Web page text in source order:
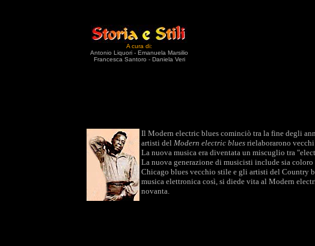
A cura di:
Antonio Liquori - Emanuela Marsilio
Francesca Santoro - Daniela Veri
Il Modern electric blues cominciò tra la fine degli
artisti del Modern electric blues rielaborarono
La nuova musica era diventata un miscuglio tra
La nuova generazione di musicisti include sia
Chicago blues vecchio stile e gli artisti del Country
musica elettronica così, si diede vita al Modern
novanta.